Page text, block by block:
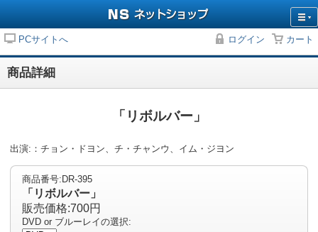
PCサイトへ ログイン カート
商品詳細
「リボルバー」
出演:：チョン・ドヨン、チ・チャンウ、イム・ジヨン
商品番号:DR-395
「リボルバー」
販売価格:700円
DVD or ブルーレイの選択: